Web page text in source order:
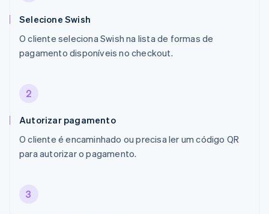
Selecione Swish
O cliente seleciona Swish na lista de formas de
pagamento disponíveis no checkout.
2
Autorizar pagamento
O cliente é encaminhado ou precisa ler um código QR
para autorizar o pagamento.
3